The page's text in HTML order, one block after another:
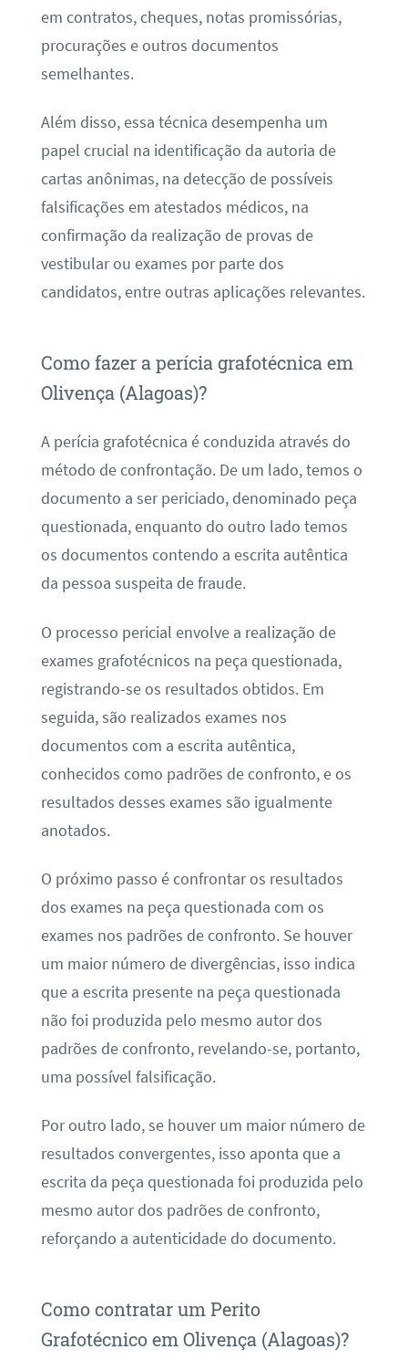
em contratos, cheques, notas promissórias,
procurações e outros documentos
semelhantes.
Além disso, essa técnica desempenha um
papel crucial na identificação da autoria de
cartas anônimas, na detecção de possíveis
falsificações em atestados médicos, na
confirmação da realização de provas de
vestibular ou exames por parte dos
candidatos, entre outras aplicações relevantes.
Como fazer a perícia grafotécnica em
Olivença (Alagoas)?
A perícia grafotécnica é conduzida através do
método de confrontação. De um lado, temos o
documento a ser periciado, denominado peça
questionada, enquanto do outro lado temos
os documentos contendo a escrita autêntica
da pessoa suspeita de fraude.
O processo pericial envolve a realização de
exames grafotécnicos na peça questionada,
registrando-se os resultados obtidos. Em
seguida, são realizados exames nos
documentos com a escrita autêntica,
conhecidos como padrões de confronto, e os
resultados desses exames são igualmente
anotados.
O próximo passo é confrontar os resultados
dos exames na peça questionada com os
exames nos padrões de confronto. Se houver
um maior número de divergências, isso indica
que a escrita presente na peça questionada
não foi produzida pelo mesmo autor dos
padrões de confronto, revelando-se, portanto,
uma possível falsificação.
Por outro lado, se houver um maior número de
resultados convergentes, isso aponta que a
escrita da peça questionada foi produzida pelo
mesmo autor dos padrões de confronto,
reforçando a autenticidade do documento.
Como contratar um Perito
Grafotécnico em Olivença (Alagoas)?